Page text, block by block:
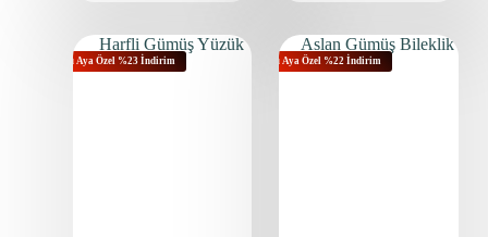
Bu Aya Özel %23 İndirim Bu Aya Özel %22 İndirim